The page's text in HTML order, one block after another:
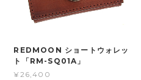
REDMOON ショートウォレッ
ト「RM-SQ01A」
¥26,400